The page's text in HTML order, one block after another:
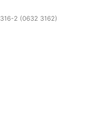
2 (0632 3162)